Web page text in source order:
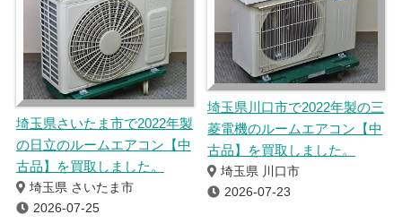
埼玉県さいたま市で2022年製
の日立のルームエアコン【中
古品】を買取しました。
埼玉県 さいたま市
2026-07-25
埼玉県川口市で2022年製の三
菱電機のルームエアコン【中
古品】を買取しました。
埼玉県 川口市
2026-07-23